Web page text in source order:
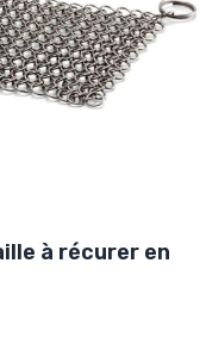
à récurer en